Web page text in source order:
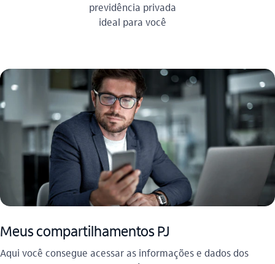
previdência privada
ideal para você
Meus compartilhamentos PJ
Aqui você consegue acessar as informações e dados dos